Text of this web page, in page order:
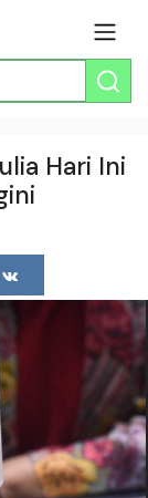
Hari Ini